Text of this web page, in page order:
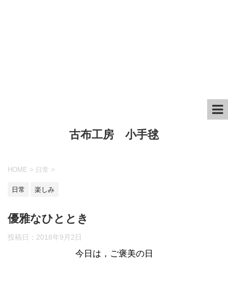
古布工房 小手毬
HOME > 日常 >
日常 楽しみ
優雅なひととき
投稿日： 2018年9月2日
今日は，ご褒美の日